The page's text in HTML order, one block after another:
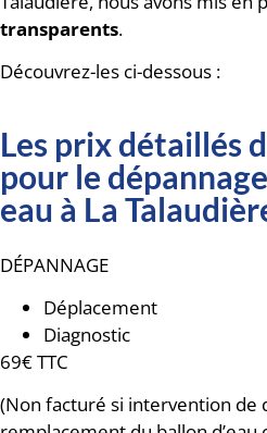
transparents.
Découvrez-les ci-dessous :
Les prix détaillés
pour le
eau à La
DÉPANNAGE
Déplacement
Diagnostic
69€ TTC
(Non facturé si intervention de